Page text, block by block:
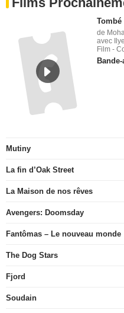
Tombé
de
avec
Film -
Mutiny
La fin d’Oak Street
La Maison de nos rêves
Avengers: Doomsday
Fantômas – Le nouveau monde
The Dog Stars
Fjord
Soudain